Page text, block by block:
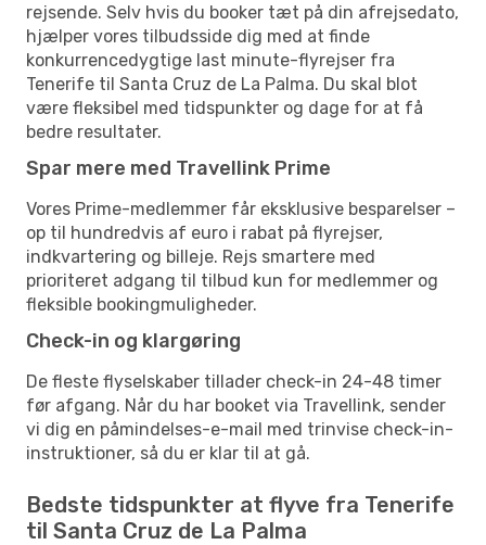
rejsende. Selv hvis du booker tæt på din afrejsedato,
hjælper vores tilbudsside dig med at finde
konkurrencedygtige last minute-flyrejser fra
Tenerife til Santa Cruz de La Palma. Du skal blot
være fleksibel med tidspunkter og dage for at få
bedre resultater.
Spar mere med Travellink Prime
Vores Prime-medlemmer får eksklusive besparelser –
op til hundredvis af euro i rabat på flyrejser,
indkvartering og billeje. Rejs smartere med
prioriteret adgang til tilbud kun for medlemmer og
fleksible bookingmuligheder.
Check-in og klargøring
De fleste flyselskaber tillader check-in 24-48 timer
før afgang. Når du har booket via Travellink, sender
vi dig en påmindelses-e-mail med trinvise check-in-
instruktioner, så du er klar til at gå.
Bedste tidspunkter at flyve fra Tenerife
til Santa Cruz de La Palma